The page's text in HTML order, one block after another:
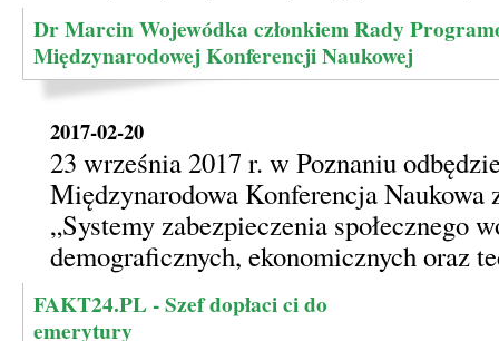
Dr Marcin Wojewódka członkiem Rady
Międzynarodowej Konferencji Naukowej
2017-02-20
23 września 2017 r. w Poznaniu
Międzynarodowa Konferencja Naukowa
„Systemy zabezpieczenia społecznego
demograficznych, ekonomicznych oraz
FAKT24.PL - Szef dopłaci ci do
emerytury